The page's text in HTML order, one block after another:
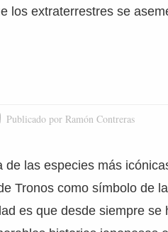
los extraterrestres se
Publicado por Ramón Contreras
de las especies más
Tronos como símbolo de
es que desde siempre